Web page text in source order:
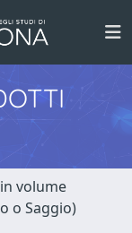
volume
o Saggio)